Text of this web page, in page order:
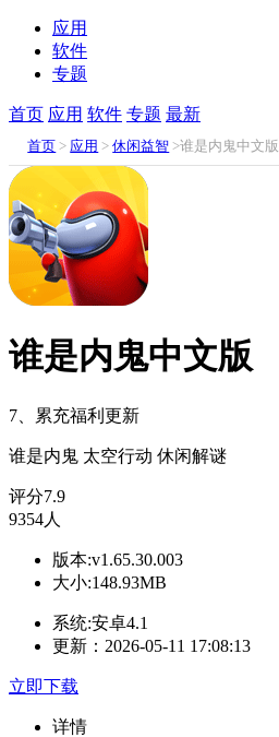
应用
软件
专题
首页 应用 软件 专题 最新
首页 > 应用 >休闲益智 >谁是内鬼中文版
谁是内鬼中文版
7、累充福利更新
谁是内鬼 太空行动 休闲解谜
评分7.9
9354人
版本:v1.65.30.003
大小:148.93MB
系统:安卓4.1
更新：2026-05-11 17:08:13
立即下载
详情